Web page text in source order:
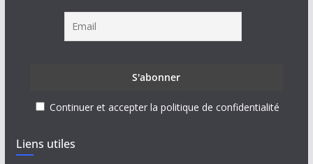
Continuer et accepter la politique de confidentialité
Liens utiles